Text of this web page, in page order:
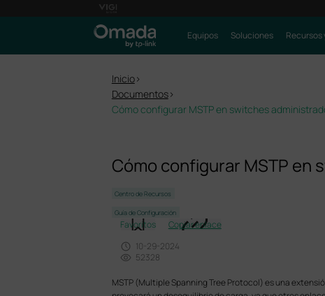
Equipos Soluciones Recursos
Inicio>
Documentos>
Cómo configurar MSTP en switches
Cómo configurar MSTP en
Centro de Recursos
Guía de Configuración
Favoritos
Copiar enlace
10-29-2024
52328
MSTP (Multiple Spanning Tree Protocol) es una